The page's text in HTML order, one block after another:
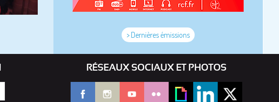
> Dernières émissions
RÉSEAUX SOCIAUX ET PHOTOS